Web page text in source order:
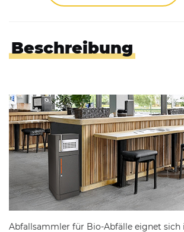
Beschreibung
Abfallsammler für Bio-Abfälle eignet sich